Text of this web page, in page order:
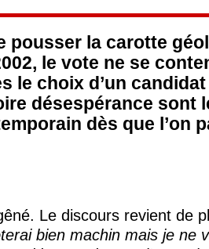
pousser la carotte
le vote ne se
le choix d’un
désespérance sont
dès que l’on
Le discours revient de
bien machin mais je ne